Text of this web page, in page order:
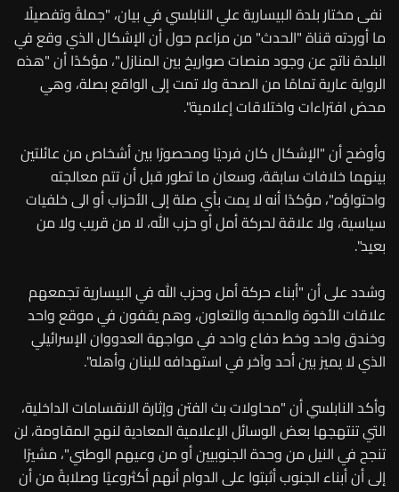
نفى مختار بلدة البيسارية علي النابلسي في بيان، "جملةً وتفصيلًا
ما أوردته قناة "الحدث" من مزاعم حول أن الإشكال الذي وقع في
البلدة ناتج عن وجود منصات صواريخ بين المنازل"، مؤكدًا أن "هذه
الرواية عارية تمامًا من الصحة ولا تمت إلى الواقع بصلة، وهي
محض افتراءات واختلاقات إعلامية".
وأوضح أن "الإشكال كان فرديًا ومحصورًا بين أشخاص من عائلتين
بينهما خلافات سابقة، وسعان ما تطور قبل أن تتم معالجته
واحتواؤه"، مؤكدًا أنه لا يمت بأي صلة إلى الأحزاب أو الى خلفيات
سياسية، ولا علاقة لحركة أمل أو حزب الله، لا من قريب ولا من
بعيد".
وشدد على أن "أبناء حركة أمل وحزب الله في البيسارية تجمعهم
علاقات الأخوة والمحبة والتعاون، وهم يقفون في موقع واحد
وخندق واحد وخط دفاع واحد في مواجهة العدووان الإسرائيلي
الذي لا يميز بين أحد وآخر في استهدافه للبنان وأهله".
وأكد النابلسي أن "محاولات بث الفتن وإثارة الانقسامات الداخلية،
التي تنتهجها بعض الوسائل الإعلامية المعادية لنهج المقاومة، لن
تنجح في النيل من وحدة الجنوبيين أو من وعيهم الوطني"، مشيرًا
إلى أن أبناء الجنوب أثبتوا على الدوام أنهم أكثروعيًا وصلابةً من أن